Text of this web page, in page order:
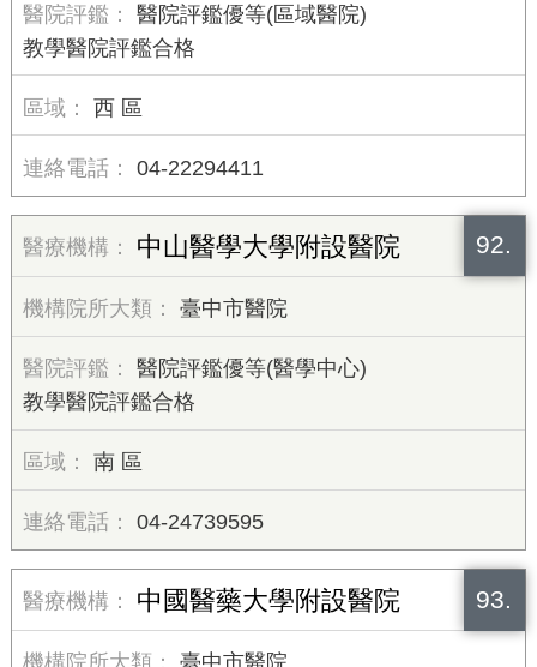
醫院評鑑優等(區域醫院)
教學醫院評鑑合格
西 區
04-22294411
92.
中山醫學大學附設醫院
臺中市醫院
醫院評鑑優等(醫學中心)
教學醫院評鑑合格
南 區
04-24739595
93.
中國醫藥大學附設醫院